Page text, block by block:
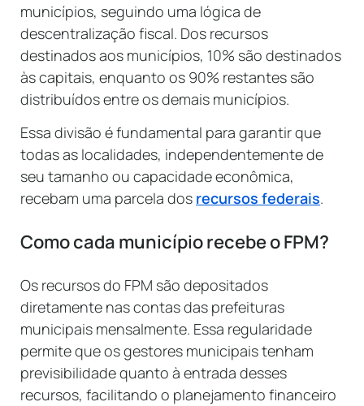
municípios, seguindo uma lógica de
descentralização fiscal. Dos recursos
destinados aos municípios, 10% são destinados
às capitais, enquanto os 90% restantes são
distribuídos entre os demais municípios.
Essa divisão é fundamental para garantir que
todas as localidades, independentemente de
seu tamanho ou capacidade econômica,
recebam uma parcela dos recursos federais.
Como cada município recebe o FPM?
Os recursos do FPM são depositados
diretamente nas contas das prefeituras
municipais mensalmente. Essa regularidade
permite que os gestores municipais tenham
previsibilidade quanto à entrada desses
recursos, facilitando o planejamento financeiro